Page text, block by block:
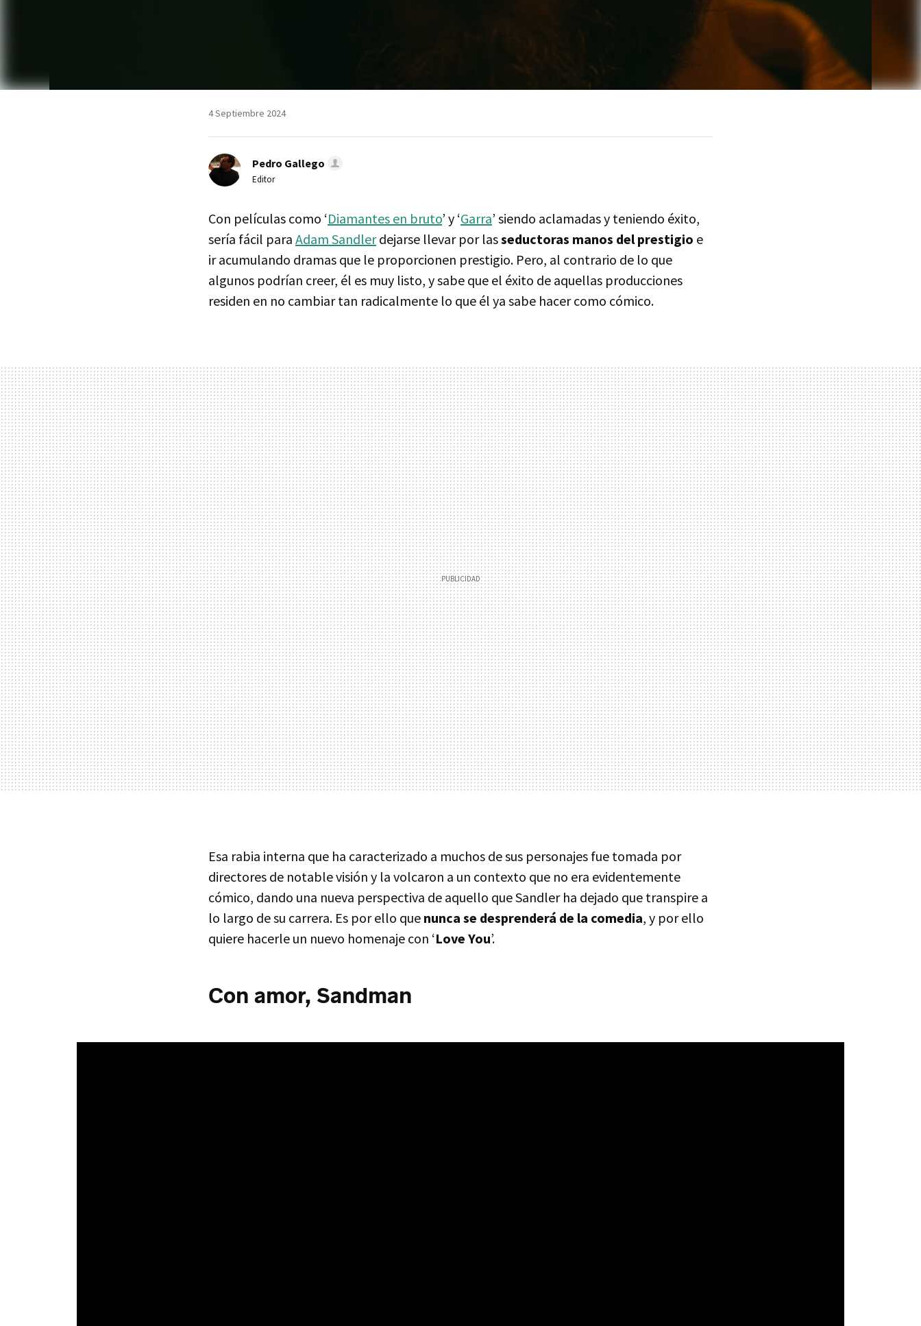
4 Septiembre 2024
Pedro Gallego
Editor
Con películas como ‘Diamantes en bruto’ y ‘Garra’ siendo aclamadas y teniendo éxito,
sería fácil para Adam Sandlerdejarse llevar por lasseductoras manos del prestigio e
ir acumulando dramas que le proporcionen prestigio. Pero, al contrario de lo que
algunos podrían creer, él es muy listo, y sabe que el éxito de aquellas producciones
residen en no cambiar tan radicalmente lo que él ya sabe hacer como cómico.
Esa rabia interna que ha caracterizado a muchos de sus personajes fue tomada por
directores de notable visión y la volcaron a un contexto que no era evidentemente
cómico, dando una nueva perspectiva de aquello que Sandler ha dejado que transpire a
lo largo de su carrera. Es por ello que nunca se desprenderá de la comedia, y por ello
quiere hacerle un nuevo homenaje con ‘Love You’.
Con amor, Sandman